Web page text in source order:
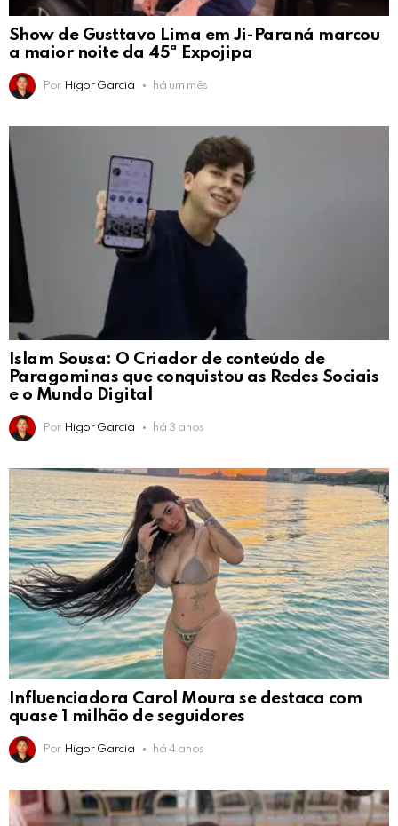
Show de Gusttavo Lima em Ji-Paraná marcou
a maior noite da 45ª Expojipa
Por Higor Garcia há um mês
Islam Sousa: O Criador de conteúdo de
Paragominas que conquistou as Redes Sociais
e o Mundo Digital
Por Higor Garcia há 3 anos
Influenciadora Carol Moura se destaca com
quase 1 milhão de seguidores
Por Higor Garcia há 4 anos